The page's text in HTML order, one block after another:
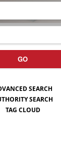
GO
SEARCH
SEARCH
TAG CLOUD